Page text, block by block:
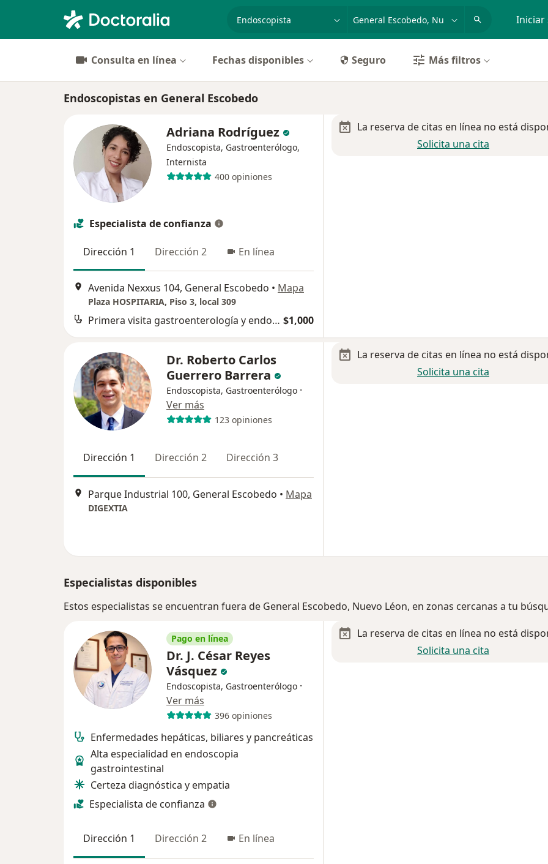
Iniciar
Consulta en línea Fechas disponibles Seguro Más filtros
Endoscopistas en General Escobedo
Adriana Rodríguez
Endoscopista, Gastroenterólogo,
Internista
400 opiniones
Especialista de confianza
Dirección 1 Dirección 2 En línea
Avenida Nexxus 104, General Escobedo • Mapa
Plaza HOSPITARIA, Piso 3, local 309
Primera visita gastroenterología y endoscopia $1,000
La reserva de citas en línea no está
Solicita una cita
Dr. Roberto Carlos
Guerrero Barrera
Endoscopista, Gastroenterólogo ·
Ver más
123 opiniones
Dirección 1 Dirección 2 Dirección 3
Parque Industrial 100, General Escobedo • Mapa
DIGEXTIA
La reserva de citas en línea no está
Solicita una cita
Especialistas disponibles
Estos especialistas se encuentran fuera de General Escobedo, Nuevo Léon, en zonas cercanas a tu
Pago en línea
Dr. J. César Reyes
Vásquez
Endoscopista, Gastroenterólogo ·
Ver más
396 opiniones
Enfermedades hepáticas, biliares y pancreáticas
Alta especialidad en endoscopia
gastrointestinal
Certeza diagnóstica y empatia
Especialista de confianza
Dirección 1 Dirección 2 En línea
La reserva de citas en línea no está
Solicita una cita